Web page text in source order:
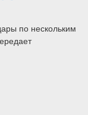
по нескольким